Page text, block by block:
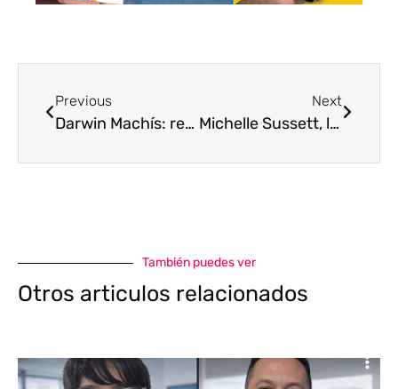
Previous
Darwin Machís: resaltando y representando a Venezuela en La Liga
Next
Michelle Sussett, la cantante a quien American Idol le abrió las puertas
También puedes ver
Otros articulos relacionados